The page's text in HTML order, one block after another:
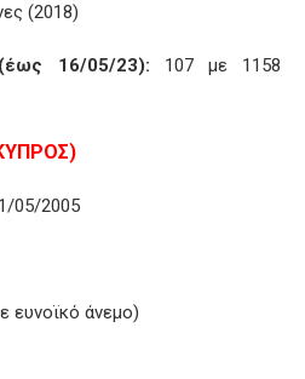
(2018)
16/05/23): 107 με 1158
05/2005
ευνοϊκό άνεμο)